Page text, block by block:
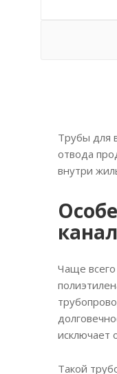
Трубы для
отвода
внутри
Чаще всего
исключает
Такой